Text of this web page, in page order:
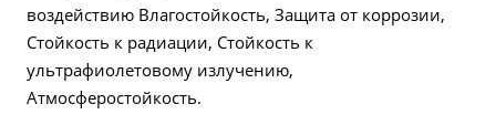
воздействию Влагостойкость, Защита от коррозии,
Стойкость к радиации, Стойкость к
ультрафиолетовому излучению,
Атмосферостойкость.